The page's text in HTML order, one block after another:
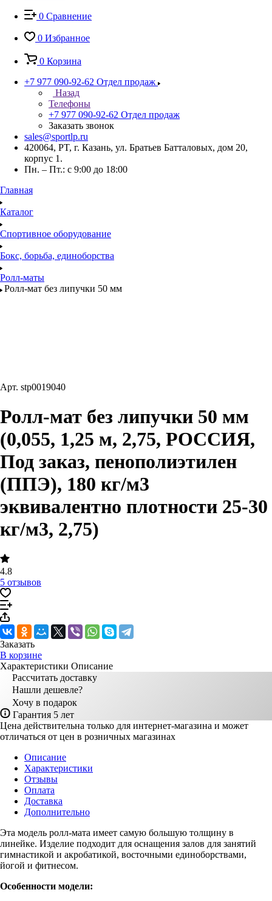
0 Сравнение
0 Избранное
0 Корзина
+7 977 090-92-62 Отдел продаж
Назад
Телефоны
+7 977 090-92-62 Отдел продаж
Заказать звонок
sales@sportlp.ru
420064, PT, г. Казань, ул. Братьев Батталовых, дом 20,
корпус 1.
Пн. – Пт.: с 9:00 до 18:00
Главная
Каталог
Спортивное оборудование
Бокс, борьба, единоборства
Ролл-маты
Ролл-мат без липучки 50 мм
Арт. stp0019040
Ролл-мат без липучки 50 мм
(0,055, 1,25 м, 2,75, РОССИЯ,
Под заказ, пенополиэтилен
(ППЭ), 180 кг/м3
эквивалентно плотности 25-30
кг/м3, 2,75)
4.8
5 отзывов
Заказать
В корзине
Характеристики Описание
Рассчитать доставку
Нашли дешевле?
Хочу в подарок
Гарантия 5 лет
Цена действительна только для интернет-магазина и может
отличаться от цен в розничных магазинах
Описание
Характеристики
Отзывы
Оплата
Доставка
Дополнительно
Эта модель ролл-мата имеет самую большую толщину в
линейке. Изделие подходит для оснащения залов для занятий
гимнастикой и акробатикой, восточными единоборствами,
йогой и фитнесом.
Особенности модели: